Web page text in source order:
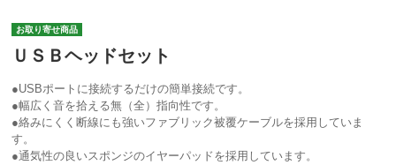
お取り寄せ商品
ＵＳＢヘッドセット
●USBポートに接続するだけの簡単接続です。
●幅広く音を拾える無（全）指向性です。
●絡みにくく断線にも強いファブリック被覆ケーブルを採用していま
す。
●通気性の良いスポンジのイヤーパッドを採用しています。